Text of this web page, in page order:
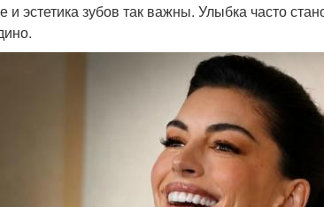
эстетика зубов так важны. Улыбка часто